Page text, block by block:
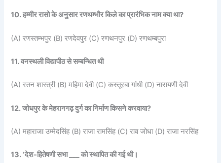
10. हम्मीर रासो के अनुसार रणथम्भौर किले का प्रारंभिक नाम क्या था?
(A) रणस्तम्भपुर (B) रणदेवपुर (C) रणथनपुर (D) रणथम्बपुरा
11. वनस्थली विद्यापीठ से सम्बन्धित थी
(A) रतन शास्त्री (B) महिमा देवी (C) कस्तूरबा गांधी (D) नारायणी देवी
12. जोधपुर के मेहरानगढ़ दुर्ग का निर्माण किसने करवाया?
(A) महाराजा उम्मेदसिंह (B) राजा रामसिंह (C) राव जोधा (D) राजा नरसिंह
13. ‘देश-हितेषणी सभा ___ को स्थापित की गई थी।